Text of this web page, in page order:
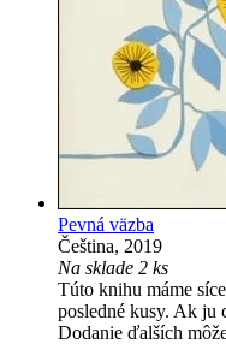
Pevná väzba
Čeština, 2019
Na sklade 2 ks
Túto knihu máme
posledné kusy. Ak ju
Dodanie ďalších